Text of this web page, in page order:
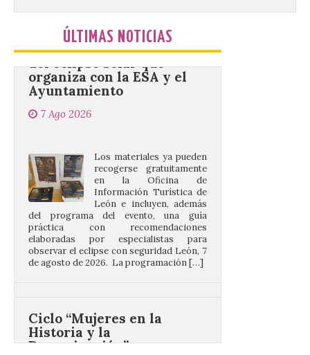
ÚLTIMAS NOTICIAS
organiza con la ESA y el
Ayuntamiento
7 Ago 2026
León e incluyen, además
del programa del evento, una guía
práctica con recomendaciones
elaboradas por especialistas para
observar el eclipse con seguridad León, 7
de agosto de 2026. La programación […]
Benavides de Órbigo.
7 Ago 2026